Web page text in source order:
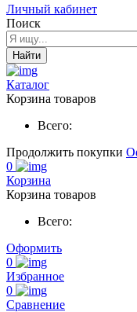
Личный кабинет
Поиск
Найти
Каталог
Корзина товаров
Всего:
Продолжить покупки
0
Корзина
Корзина товаров
Всего:
Оформить
0
Избранное
0
Сравнение